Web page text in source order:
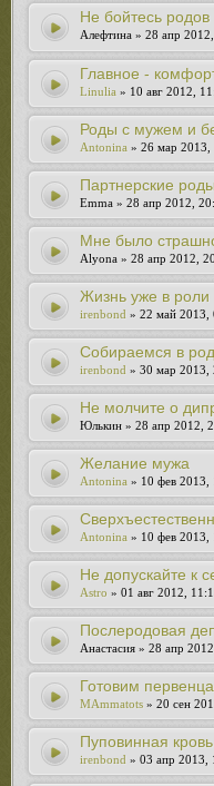
Не бойтесь родов
Алефтина » 28 апр
Главное -
Linulia » 10 авг 2012,
Роды с мужем и
Antonina » 26 мар 2013,
Партнерские роды
Emma » 28 апр 2012,
Мне было
Alyona » 28 апр 2012,
Жизнь уже в роли
irenbond » 22 май 2013,
Собираемся в
irenbond » 30 мар 2013,
Не молчите о
Юлькин » 28 апр 2012,
Желание мужа
Antonina » 10 фев 2013,
Antonina » 10 фев 2013,
Не допускайте к
Astro » 01 авг 2012,
Послеродовая
Анастасия » 28 апр
Готовим
MAmmatots » 20 сен
Пуповинная
irenbond » 03 апр 2013,